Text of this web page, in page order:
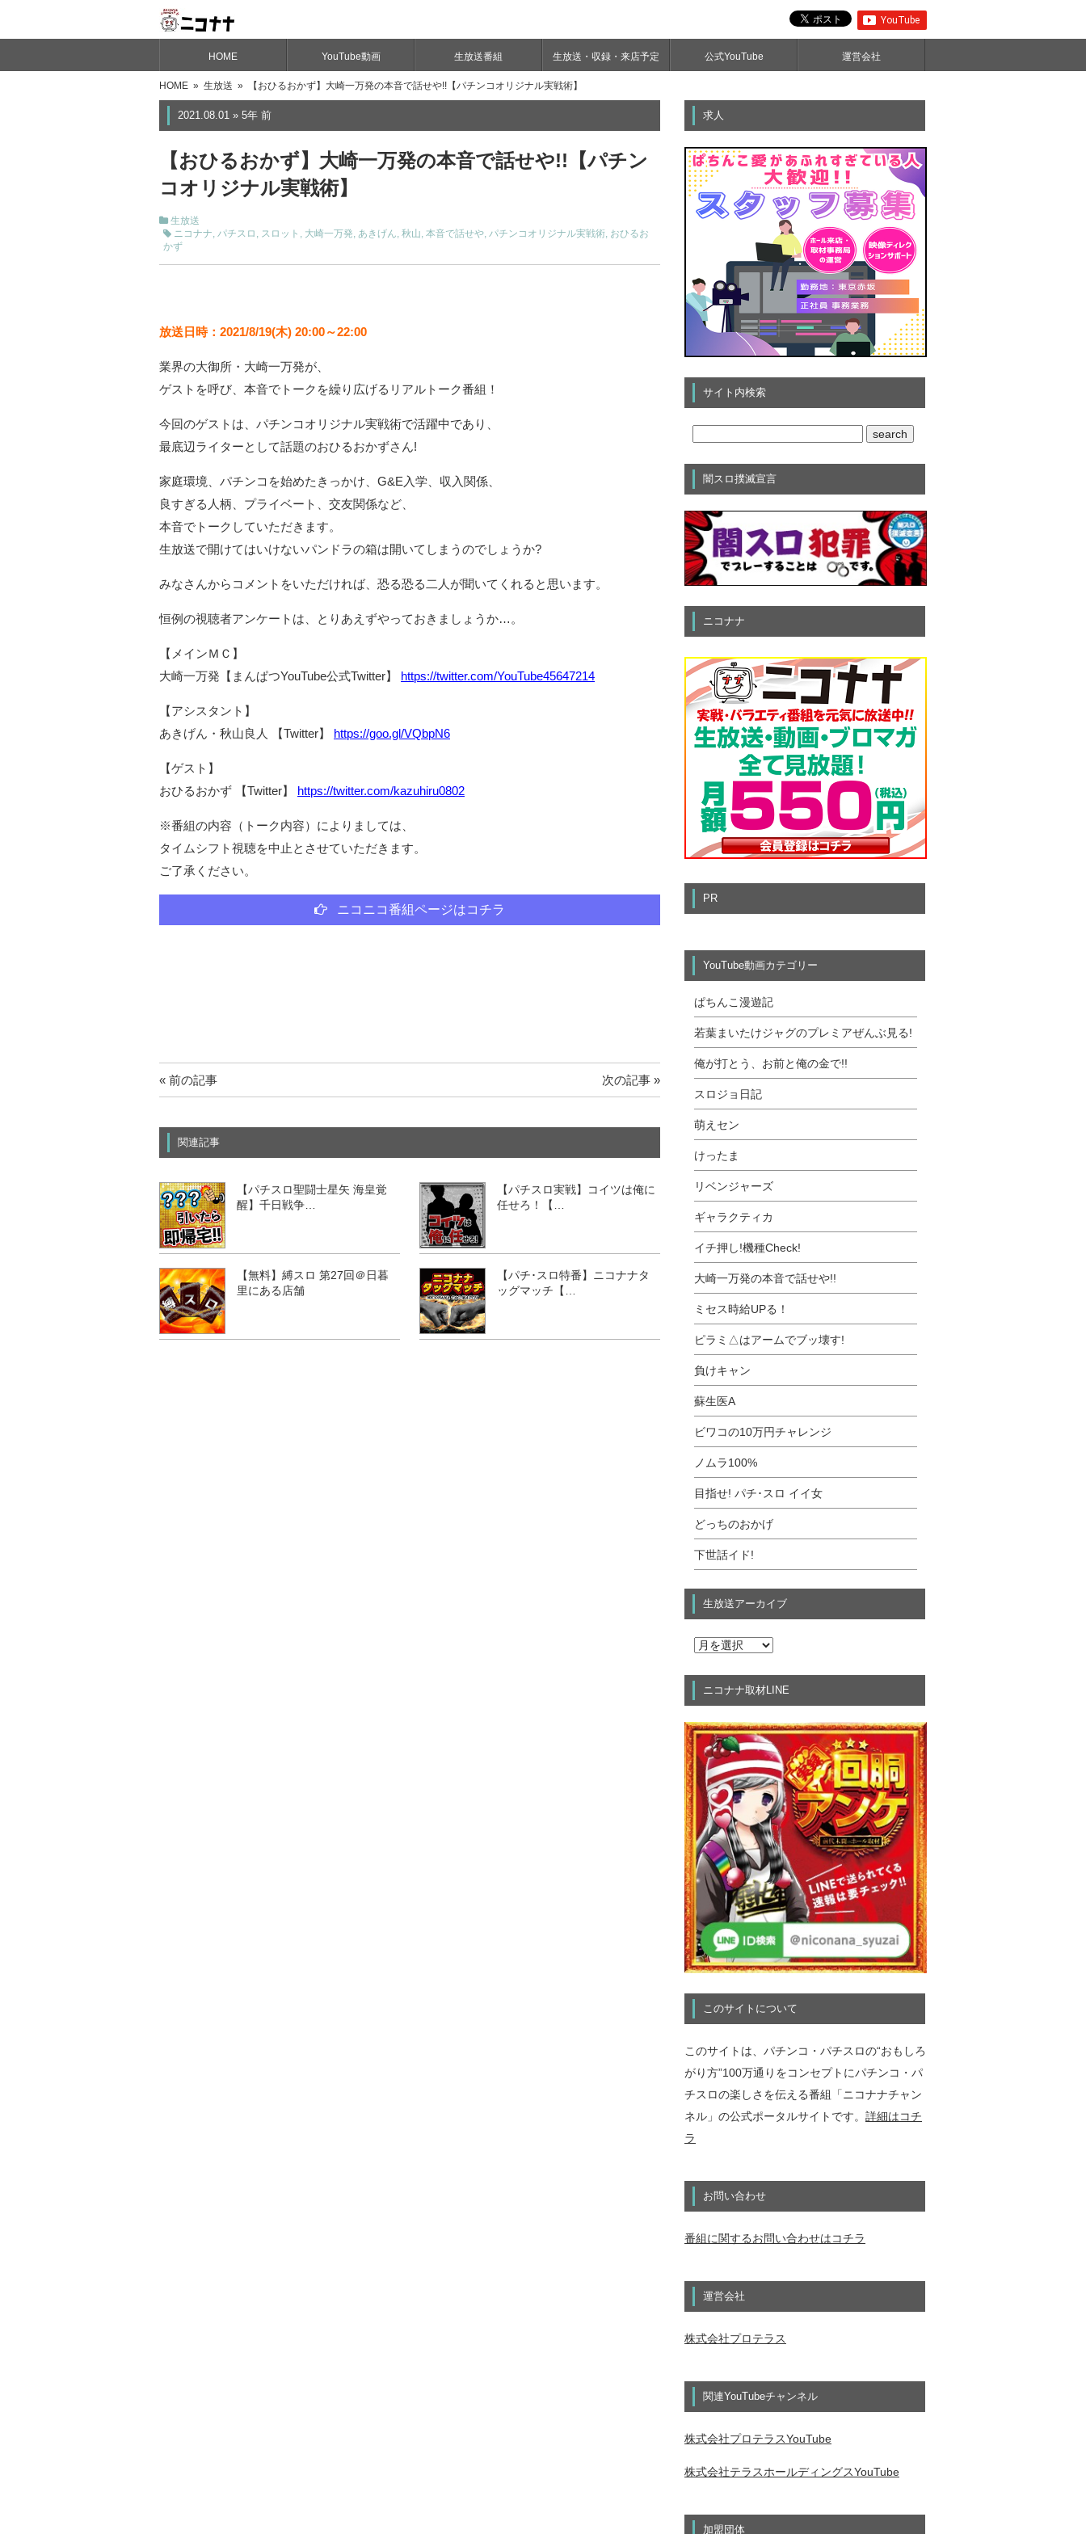
HOME YouTube動画 生放送番組 生放送・収録・来店予定 公式YouTube 運営会社
HOME » 生放送 » 【おひるおかず】大崎一万発の本音で話せや!!【パチンコオリジナル実戦術】
2021.08.01 » 5年 前
【おひるおかず】大崎一万発の本音で話せや!!【パチン
コオリジナル実戦術】
生放送
ニコナナ, パチスロ , スロット , 大崎一万発, あきげん, 秋山, 本音で話せや, パチンコオリジナル実戦術, おひるお
かず
放送日時：2021/8/19(木) 20:00～22:00
業界の大御所・大崎一万発が、
ゲストを呼び、本音でトークを繰り広げるリアルトーク番組！
今回のゲストは、パチンコオリジナル実戦術で活躍中であり、
最底辺ライターとして話題のおひるおかずさん!
家庭環境、パチンコを始めたきっかけ、G&E入学、収入関係、
良すぎる人柄、プライベート、交友関係など、
本音でトークしていただきます。
生放送で開けてはいけないパンドラの箱は開いてしまうのでしょうか?
みなさんからコメントをいただければ、恐る恐る二人が聞いてくれると思います。
恒例の視聴者アンケートは、とりあえずやっておきましょうか…。
【メインＭＣ】
大崎一万発【まんぱつYouTube公式Twitter】 https://twitter.com/YouTube45647214
【アシスタント】
あきげん・秋山良人 【Twitter】 https://goo.gl/VQbpN6
【ゲスト】
おひるおかず 【Twitter】 https://twitter.com/kazuhiru0802
※番組の内容（トーク内容）によりましては、
タイムシフト視聴を中止とさせていただきます。
ご了承ください。
ニコニコ番組ページはコチラ
« 前の記事 次の記事 »
関連記事
【パチスロ聖闘士星矢 海皇覚
醒】千日戦争…
【パチスロ実戦】コイツは俺に
任せろ！【…
【無料】縛スロ 第27回＠日暮
里にある店舗
【パチ･スロ特番】ニコナナタ
ッグマッチ【…
求人
サイト内検索
闇スロ撲滅宣言
ニコナナ
PR
YouTube動画カテゴリー
ぱちんこ漫遊記
若葉まいたけジャグのプレミアぜんぶ見る!
俺が打とう、お前と俺の金で!!
スロジョ日記
萌えセン
けったま
リベンジャーズ
ギャラクティカ
イチ押し!機種Check!
大崎一万発の本音で話せや!!
ミセス時給UPる！
ピラミ△はアームでブッ壊す!
負けキャン
蘇生医A
ビワコの10万円チャレンジ
ノムラ100%
目指せ! パチ･スロ イイ女
どっちのおかげ
下世話イド!
生放送アーカイブ
ニコナナ取材LINE
このサイトについて
このサイトは、パチンコ・パチスロの“おもしろ
がり方”100万通りをコンセプトにパチンコ・パ
チスロの楽しさを伝える番組「ニコナナチャン
ネル」の公式ポータルサイトです。 詳細はコチ
ラ
お問い合わせ
番組に関するお問い合わせはコチラ
運営会社
株式会社プロテラス
関連YouTubeチャンネル
株式会社プロテラスYouTube
株式会社テラスホールディングスYouTube
加盟団体